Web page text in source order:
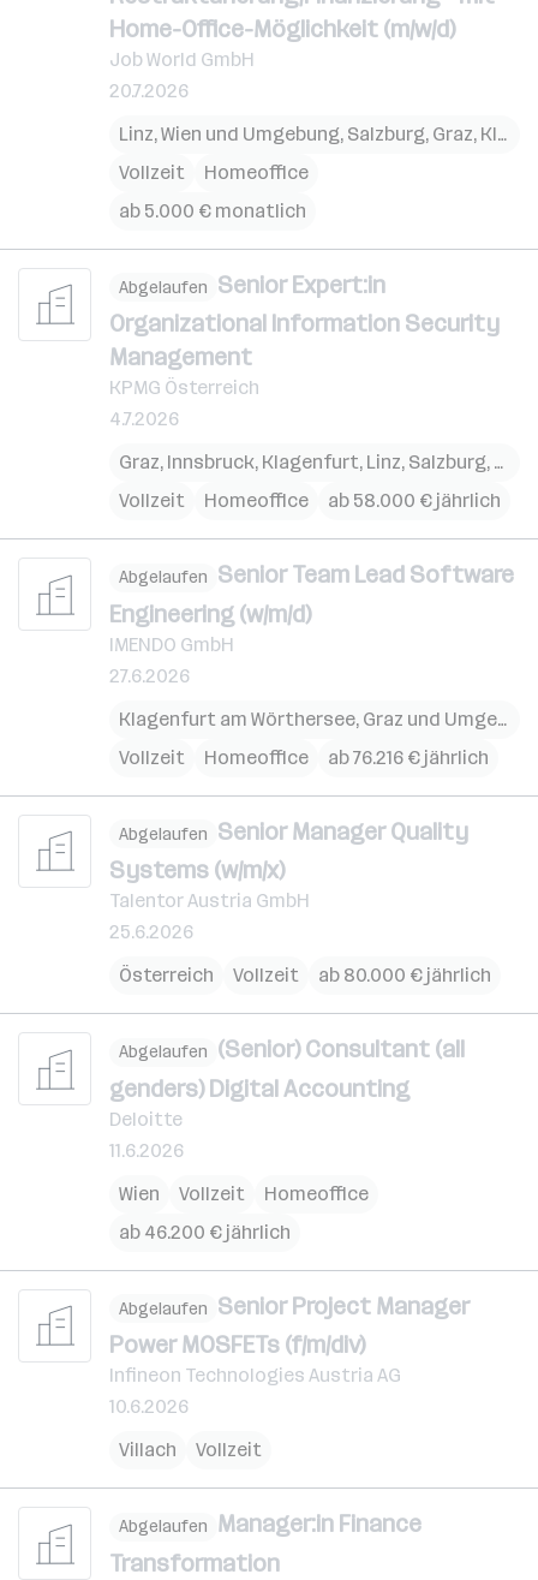
Home-Office-Möglichkeit (m/w/d)
Job World GmbH
20.7.2026
Linz,Wien und Umgebung, Salzburg, Graz, Klagenfurt
Vollzeit
Homeoffice
ab 5.000 € monatlich
Abgelaufen Senior Expert:in
Organizational Information Security
Management
KPMG Österreich
4.7.2026
Graz, Innsbruck, Klagenfurt, Linz, Salzburg, Wien
Vollzeit
Homeoffice ab 58.000 € jährlich
Abgelaufen Senior Team Lead Software
Engineering (w/m/d)
IMENDO GmbH
27.6.2026
Klagenfurt am Wörthersee, Graz und Umgebung
Vollzeit
Homeoffice ab 76.216 € jährlich
Abgelaufen Senior Manager Quality
Systems (w/m/x)
Talentor Austria GmbH
25.6.2026
Österreich
Vollzeit ab 80.000 € jährlich
Abgelaufen (Senior) Consultant (all
genders) Digital Accounting
Deloitte
11.6.2026
Wien
Vollzeit
Homeoffice
ab 46.200 € jährlich
Abgelaufen Senior Project Manager
Power MOSFETs (f/m/div)
Infineon Technologies Austria AG
10.6.2026
Villach
Vollzeit
Abgelaufen Manager:in Finance
Transformation